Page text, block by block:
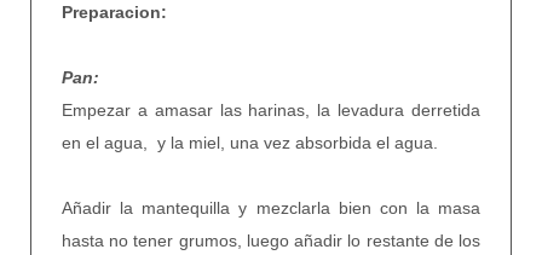
Preparacion:
Pan:
Empezar a amasar las harinas, la levadura derretida
en el agua, y la miel, una vez absorbida el agua.
Añadir la mantequilla y mezclarla bien con la masa
hasta no tener grumos, luego añadir lo restante de los